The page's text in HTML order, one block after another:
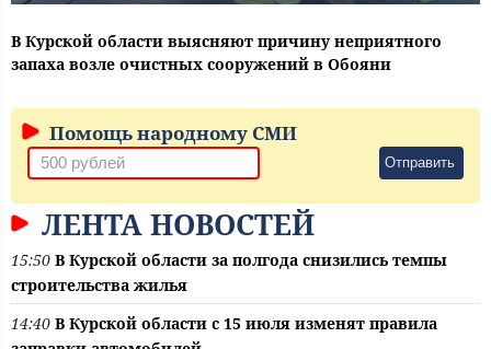
В Курской области выясняют причину неприятного
запаха возле очистных сооружений в Обояни
Помощь народному СМИ
Отправить
ЛЕНТА НОВОСТЕЙ
15:50 В Курской области за полгода снизились темпы
строительства жилья
14:40 В Курской области с 15 июля изменят правила